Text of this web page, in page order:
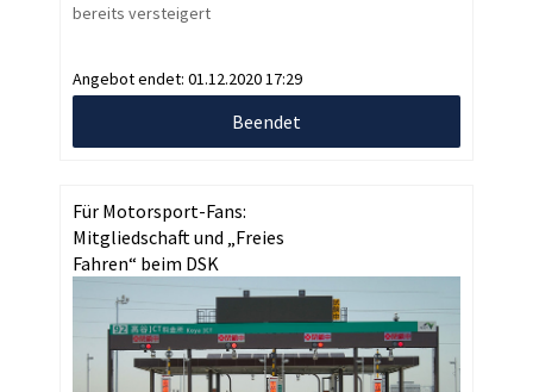
bereits versteigert
Angebot endet: 01.12.2020 17:29
Beendet
Für Motorsport-Fans:
Mitgliedschaft und „Freies
Fahren“ beim DSK